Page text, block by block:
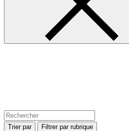
Trier par Filtrer par rubrique